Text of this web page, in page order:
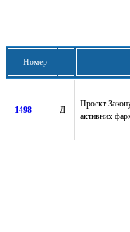
Номер
1498 Д
Проект
активних